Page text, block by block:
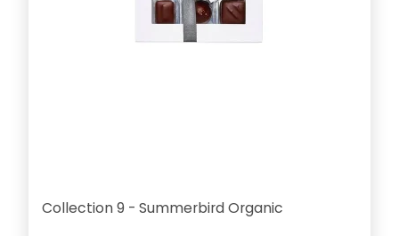
Collection 9 - Summerbird Organic